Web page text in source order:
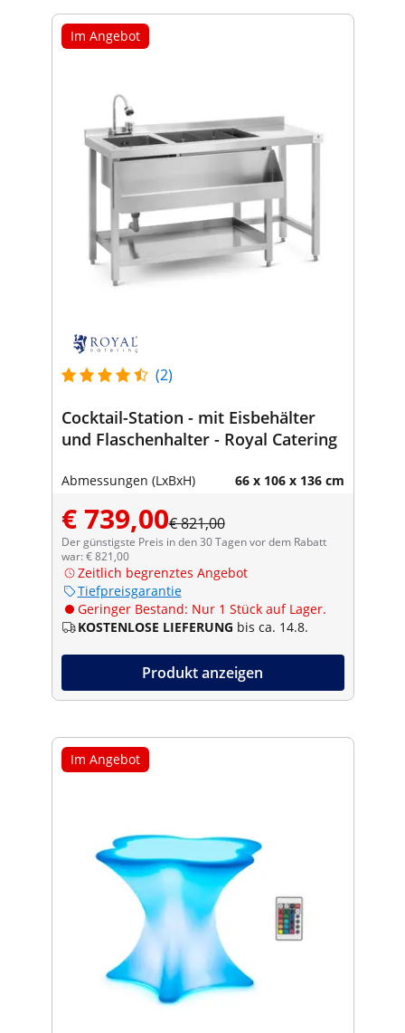
Im Angebot
(2)
Cocktail-Station - mit Eisbehälter
und Flaschenhalter - Royal Catering
Abmessungen (LxBxH) 66 x 106 x 136 cm
€ 739,00€ 821,00
Der günstigste Preis in den 30 Tagen vor dem Rabatt
war: € 821,00
Zeitlich begrenztes Angebot
Tiefpreisgarantie
Geringer Bestand: Nur 1 Stück auf Lager.
KOSTENLOSE LIEFERUNG bis ca. 14.8.
Produkt anzeigen
Im Angebot